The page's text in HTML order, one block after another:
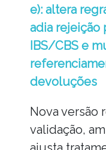
e): altera
adia rejeição
IBS/CBS e
devoluções
Nova versão
validação,